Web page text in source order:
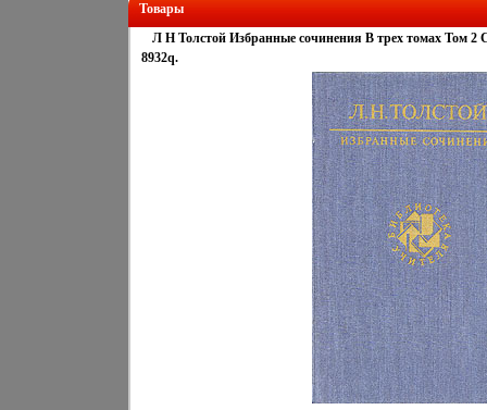
Товары
Л Н Толстой Избранные сочинения В трех томах Том 2
8932q.